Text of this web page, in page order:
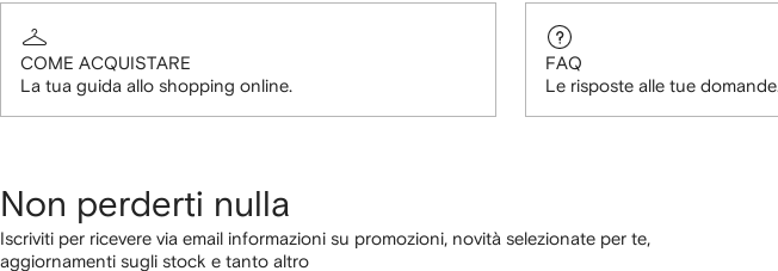
COME ACQUISTARE
La tua guida allo shopping online.
FAQ
Le risposte alle tue domande.
Non perderti nulla
Iscriviti per ricevere via email informazioni su promozioni, novità selezionate per te,
aggiornamenti sugli stock e tanto altro